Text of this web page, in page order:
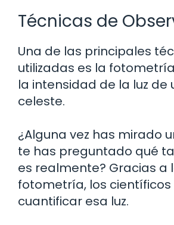
Técnicas de
Una de las principales
utilizadas es la
la intensidad de la luz de
celeste.
¿Alguna vez has mirado
te has preguntado qué
es realmente? Gracias a
fotometría, los
cuantificar esa luz.